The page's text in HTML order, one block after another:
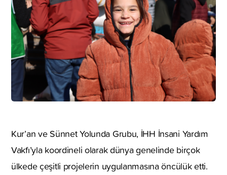
Kur’an ve Sünnet Yolunda Grubu, İHH İnsani Yardım
Vakfı’yla koordineli olarak dünya genelinde birçok
ülkede çeşitli projelerin uygulanmasına öncülük etti.